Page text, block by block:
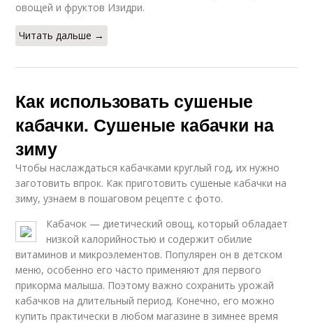
овощей и фруктов Изидри.
Читать дальше →
Как использовать сушеные
кабачки. Сушеные кабачки на
зиму
Чтобы наслаждаться кабачками круглый год, их нужно
заготовить впрок. Как приготовить сушеные кабачки на
зиму, узнаем в пошаговом рецепте с фото.
Кабачок — диетический овощ, который обладает
низкой калорийностью и содержит обилие
витаминов и микроэлементов. Популярен он в детском
меню, особенно его часто применяют для первого
прикорма малыша. Поэтому важно сохранить урожай
кабачков на длительный период. Конечно, его можно
купить практически в любом магазине в зимнее время